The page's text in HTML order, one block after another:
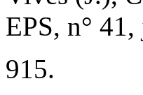
EPS, n°
915.